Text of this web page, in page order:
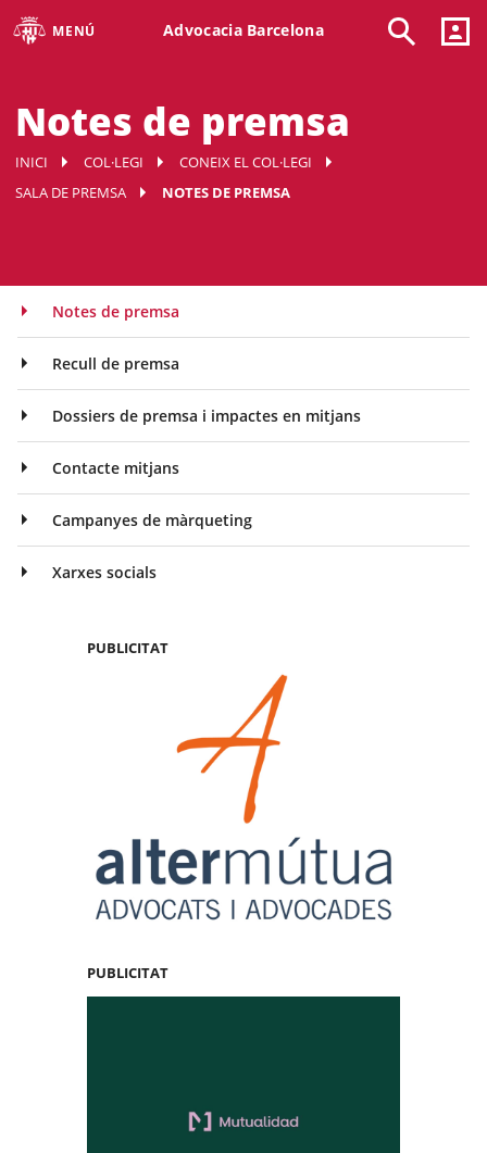
MENÚ Advocacia Barcelona
Notes de premsa
INICI COL·LEGI
CONEIX EL COL·LEGI
SALA DE PREMSA
NOTES DE PREMSA
Notes de premsa
Recull de premsa
Dossiers de premsa i impactes en mitjans
Contacte mitjans
Campanyes de màrqueting
Xarxes socials
PUBLICITAT
PUBLICITAT